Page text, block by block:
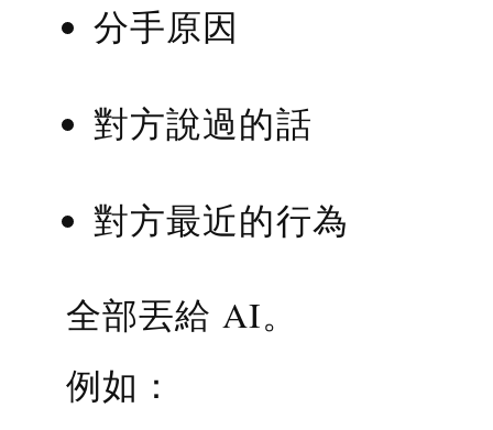
分手原因
對方說過的話
對方最近的行為
全部丟給 AI。
例如：